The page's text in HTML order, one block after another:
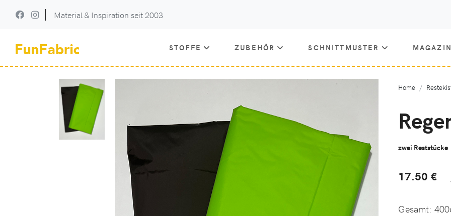
Material & Inspiration seit 2003
STOFFE ZUBEHÖR SCHNITTMUSTER MAGAZIN
Home
zwei Reststücke
17.50 €
Gesamt: